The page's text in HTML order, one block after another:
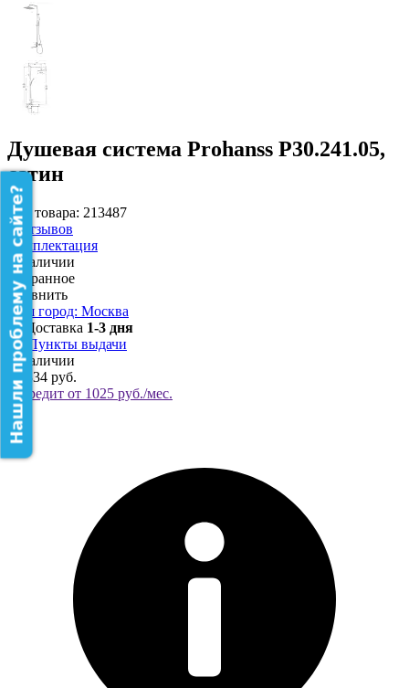
Душевая система Prohanss P30.241.05,
сатин
Код товара: 213487
0Отзывов
Комплектация
В наличии
Избранное
Сравнить
Ваш город: Москва
Доставка 1-3 дня
Пункты выдачи
В наличии
18 334 руб.
В кредит от 1025 руб./мес.
Нашли проблему на сайте?